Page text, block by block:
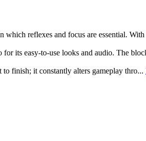
which reflexes and focus are essential.
its easy-to-use looks and audio. The
finish; it constantly alters gameplay thro...